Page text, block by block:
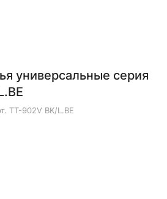
универсальные серия
TT-902V BK/L.BE